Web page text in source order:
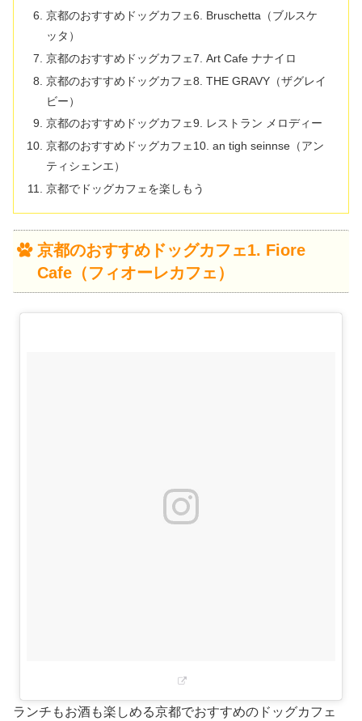
京都のおすすめドッグカフェ6. Bruschetta（ブルスケ
ッタ）
京都のおすすめドッグカフェ7. Art Cafe ナナイロ
京都のおすすめドッグカフェ8. THE GRAVY（ザグレイ
ビー）
京都のおすすめドッグカフェ9. レストラン メロディー
京都のおすすめドッグカフェ10. an tigh seinnse（アン
ティシェンエ）
京都でドッグカフェを楽しもう
京都のおすすめドッグカフェ1. Fiore
Cafe（フィオーレカフェ）
ランチもお酒も楽しめる京都でおすすめのドッグカフェ